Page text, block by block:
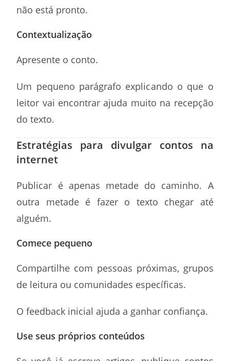
não está pronto.
Contextualização
Apresente o conto.
Um pequeno parágrafo explicando o que o
leitor vai encontrar ajuda muito na recepção
do texto.
Estratégias para divulgar contos na
internet
Publicar é apenas metade do caminho. A
outra metade é fazer o texto chegar até
alguém.
Comece pequeno
Compartilhe com pessoas próximas, grupos
de leitura ou comunidades específicas.
O feedback inicial ajuda a ganhar confiança.
Use seus próprios conteúdos